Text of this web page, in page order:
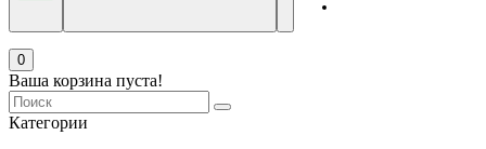
0
Ваша корзина пуста!
Категории